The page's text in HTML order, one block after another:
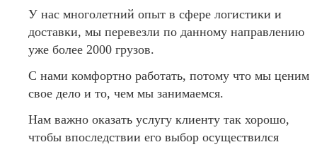
У нас многолетний опыт в сфере логистики и
доставки, мы перевезли по данному направлению
уже более 2000 грузов.
С нами комфортно работать, потому что мы ценим
свое дело и то, чем мы занимаемся.
Нам важно оказать услугу клиенту так хорошо,
чтобы впоследствии его выбор осуществился